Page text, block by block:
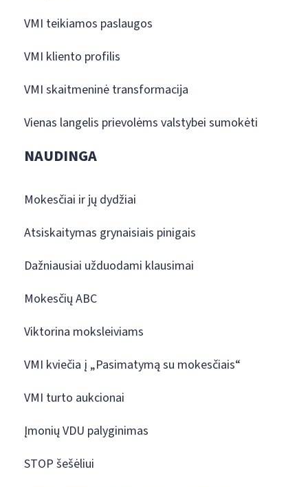
VMI teikiamos paslaugos
VMI kliento profilis
VMI skaitmeninė transformacija
Vienas langelis prievolėms valstybei sumokėti
NAUDINGA
Mokesčiai ir jų dydžiai
Atsiskaitymas grynaisiais pinigais
Dažniausiai užduodami klausimai
Mokesčių ABC
Viktorina moksleiviams
VMI kviečia į „Pasimatymą su mokesčiais“
VMI turto aukcionai
Įmonių VDU palyginimas
STOP šešėliui